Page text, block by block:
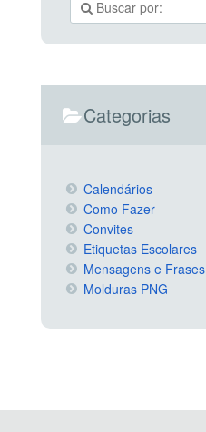
Categorias
Calendários
Como Fazer
Convites
Etiquetas Escolares
Mensagens e Frases
Molduras PNG